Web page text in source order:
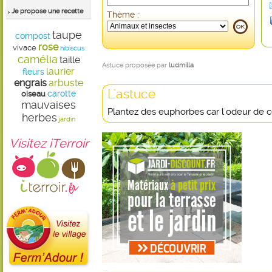
Je propose une recette
compost taupe
vivace rose hibiscus
camélia taille
fleurs laurier
engraisarbuste
oiseau carotte
mauvaises
herbes jardin
Visitez iTerroir
Thème :
Astuce proposée par ludmilla
L'astuce
Plantez des euphorbes car l'odeur de